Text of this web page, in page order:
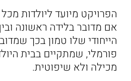
הפרויקט מיועד ליולדות
אם מדובר בלידה ראשונה
הייחודי שלו טמון בכך
פורמלי, שמתקיים בבית
מכילה ולא שיפוטית.